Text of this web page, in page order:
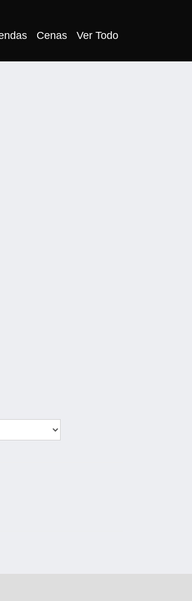
Cenas Ver Todo